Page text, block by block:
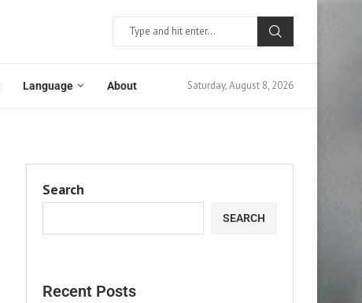
Language About Saturday, August 8, 2026
Search
SEARCH
Recent Posts